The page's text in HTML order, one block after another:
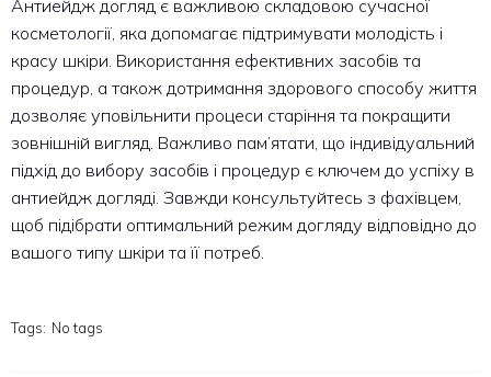
Антиейдж догляд є важливою складовою сучасної
косметології, яка допомагає підтримувати молодість і
красу шкіри. Використання ефективних засобів та
процедур, а також дотримання здорового способу життя
дозволяє уповільнити процеси старіння та покращити
зовнішній вигляд. Важливо пам’ятати, що індивідуальний
підхід до вибору засобів і процедур є ключем до успіху в
антиейдж догляді. Завжди консультуйтесь з фахівцем,
щоб підібрати оптимальний режим догляду відповідно до
вашого типу шкіри та її потреб.
Tags: No tags